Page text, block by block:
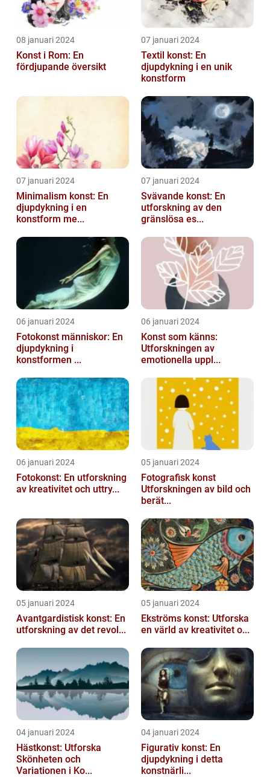
08 januari 2024
Konst i Rom: En
fördjupande översikt
07 januari 2024
Textil konst: En
djupdykning i en unik
konstform
07 januari 2024
Minimalism konst: En
djupdykning i en
konstform me...
07 januari 2024
Svävande konst: En
utforskning av den
gränslösa es...
06 januari 2024
Fotokonst människor: En
djupdykning i
konstformen ...
06 januari 2024
Konst som känns:
Utforskningen av
emotionella uppl...
06 januari 2024
Fotokonst: En utforskning
av kreativitet och uttry...
05 januari 2024
Fotografisk konst
Utforskningen av bild och
berät...
05 januari 2024
Avantgardistisk konst: En
utforskning av det revol...
05 januari 2024
Ekströms konst: Utforska
en värld av kreativitet o...
04 januari 2024
Hästkonst: Utforska
Skönheten och
Variationen i Ko...
04 januari 2024
Figurativ konst: En
djupdykning i detta
konstnärli...